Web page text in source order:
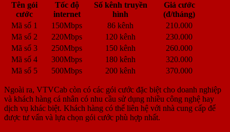
Tên gói
cước
Tốc độ
internet
Số kênh truyền
hình
Giá cước
(đ/tháng)
Mã số 1
150Mbps 86 kênh
210.000
Mã số 2
220Mbps 120 kênh
230.000
Mã số 3
250Mbps 150 kênh
260.000
Mã số 4
300Mbps 180 kênh
320.000
Mã số 5
500Mbps 200 kênh 370.000
Ngoài ra, VTVCab còn có các gói cước đặc biệt cho doanh nghiệp
và khách hàng cá nhân có nhu cầu sử dụng nhiều công nghệ hay
dịch vụ khác biệt. Khách hàng có thể liên hệ với nhà cung cấp để
được tư vấn và lựa chọn gói cước phù hợp nhất.